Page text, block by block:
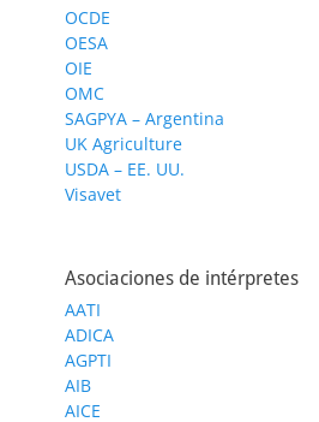
OCDE
OESA
OIE
OMC
SAGPYA – Argentina
UK Agriculture
USDA – EE. UU.
Visavet
Asociaciones de intérpretes
AATI
ADICA
AGPTI
AIB
AICE